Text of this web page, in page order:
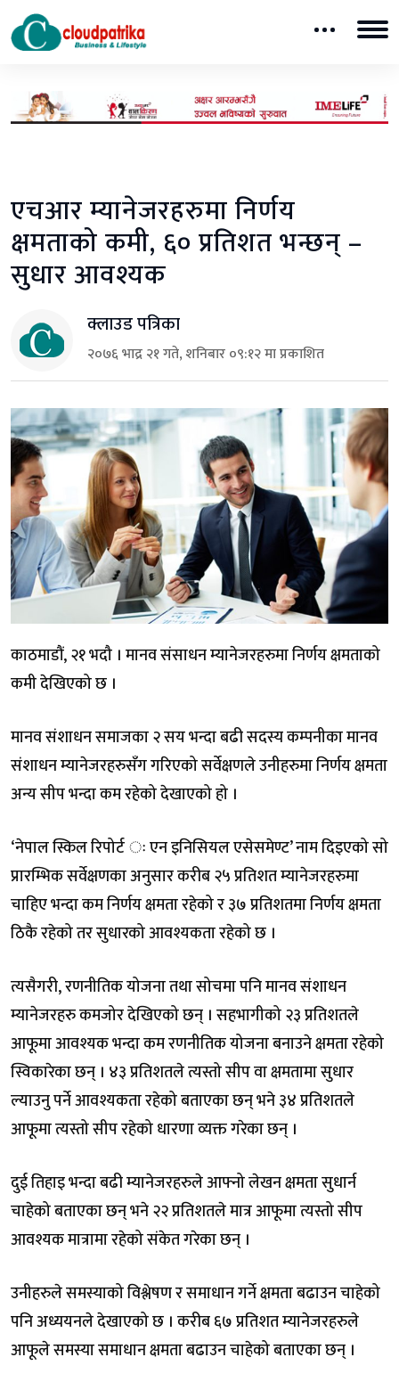
एचआर म्यानेजरहरुमा निर्णय
क्षमताको कमी, ६० प्रतिशत भन्छन् –
सुधार आवश्यक
क्लाउड पत्रिका
२०७६ भाद्र २१ गते, शनिबार ०९:१२ मा प्रकाशित
काठमाडौं, २१ भदौ । मानव संसाधन म्यानेजरहरुमा निर्णय क्षमताको
कमी देखिएको छ ।
मानव संशाधन समाजका २ सय भन्दा बढी सदस्य कम्पनीका मानव
संशाधन म्यानेजरहरुसँग गरिएको सर्वेक्षणले उनीहरुमा निर्णय क्षमता
अन्य सीप भन्दा कम रहेको देखाएको हो ।
‘नेपाल स्किल रिपोर्ट ः एन इनिसियल एसेसमेण्ट’ नाम दिइएको सो
प्रारम्भिक सर्वेक्षणका अनुसार करीब २५ प्रतिशत म्यानेजरहरुमा
चाहिए भन्दा कम निर्णय क्षमता रहेको र ३७ प्रतिशतमा निर्णय क्षमता
ठिकै रहेको तर सुधारको आवश्यकता रहेको छ ।
त्यसैगरी, रणनीतिक योजना तथा सोचमा पनि मानव संशाधन
म्यानेजरहरु कमजोर देखिएको छन् । सहभागीको २३ प्रतिशतले
आफूमा आवश्यक भन्दा कम रणनीतिक योजना बनाउने क्षमता रहेको
स्विकारेका छन् । ४३ प्रतिशतले त्यस्तो सीप वा क्षमतामा सुधार
ल्याउनु पर्ने आवश्यकता रहेको बताएका छन् भने ३४ प्रतिशतले
आफूमा त्यस्तो सीप रहेको धारणा व्यक्त गरेका छन् ।
दुई तिहाइ भन्दा बढी म्यानेजरहरुले आफ्नो लेखन क्षमता सुधार्न
चाहेको बताएका छन् भने २२ प्रतिशतले मात्र आफूमा त्यस्तो सीप
आवश्यक मात्रामा रहेको संकेत गरेका छन् ।
उनीहरुले समस्याको विश्लेषण र समाधान गर्ने क्षमता बढाउन चाहेको
पनि अध्ययनले देखाएको छ । करीब ६७ प्रतिशत म्यानेजरहरुले
आफूले समस्या समाधान क्षमता बढाउन चाहेको बताएका छन् ।